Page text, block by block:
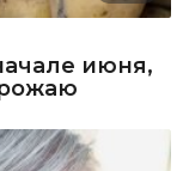
июня,